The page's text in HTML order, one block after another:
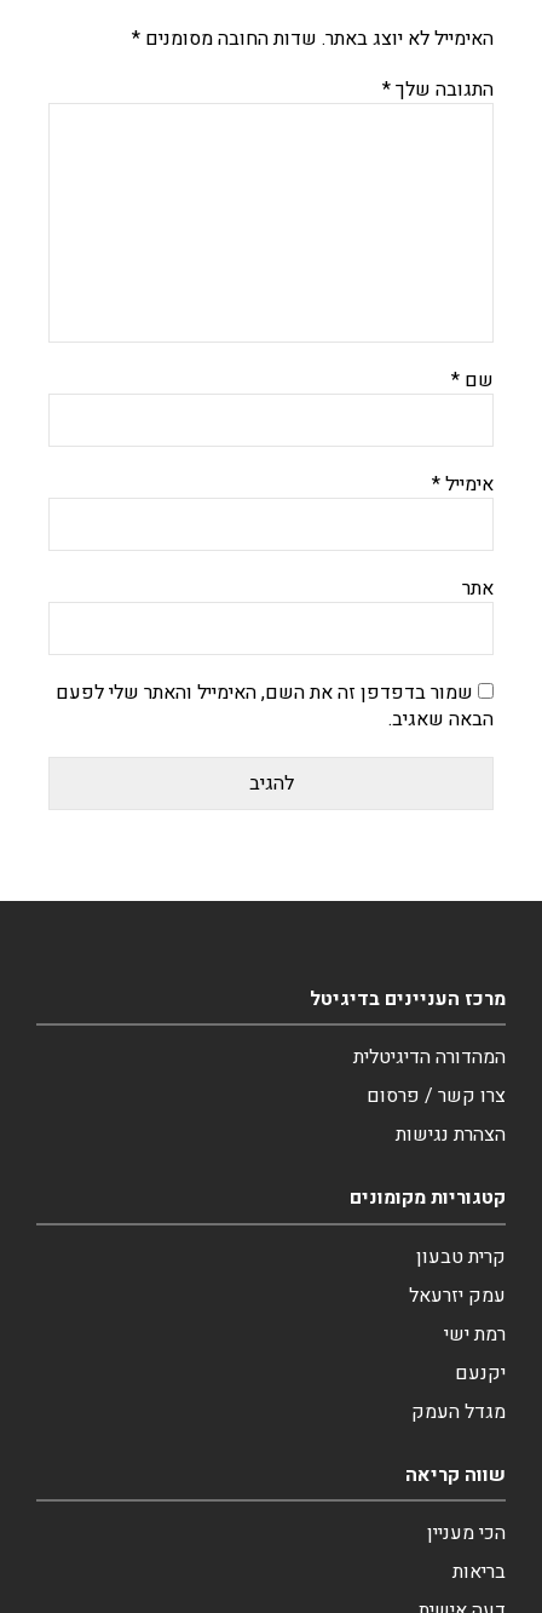
האימייל לא יוצג באתר. שדות החובה מסומנים *
התגובה שלך*
שם *
אימייל*
אתר
שמור בדפדפן זה את השם, האימייל והאתר שלי לפעם
הבאה שאגיב.
מרכז העניינים בדיגיטל
המהדורה הדיגיטלית
צרו קשר / פרסום
הצהרת נגישות
קטגוריות מקומונים
קרית טבעון
עמק יזרעאל
רמת ישי
יקנעם
מגדל העמק
שווה קריאה
הכי מעניין
בריאות